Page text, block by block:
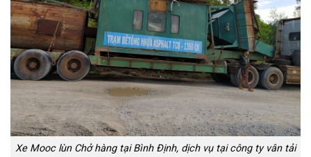
Xe Mooc lùn Chở hàng tại Bình Định, dịch vụ tại công ty vân tải